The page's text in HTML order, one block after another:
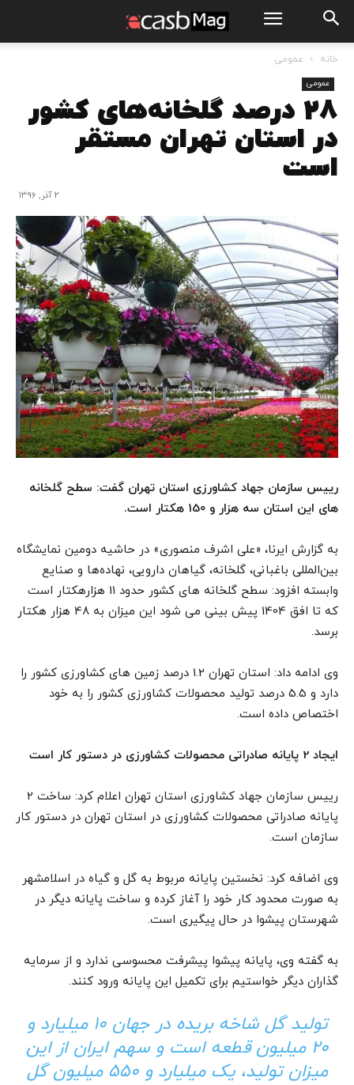
خانه عمومی
عمومی
28 درصد گلخانه‌های کشور
در استان تهران مستقر
است
2 آذر, 1396
رییس سازمان جهاد کشاورزی استان تهران گفت: سطح گلخانه
های این استان سه هزار و 150 هکتار است.
به گزارش ایرنا، «علی اشرف منصوری» در حاشیه دومین نمایشگاه
بین‌المللی باغبانی، گلخانه، گیاهان دارویی، نهاده‌ها و صنایع
وابسته افزود: سطح گلخانه های کشور حدود 11 هزارهکتار است
که تا افق 1404 پیش بینی می شود این میزان به 4۸ هزار هکتار
برسد.
وی ادامه داد: استان تهران 1.2 درصد زمین های کشاورزی کشور را
دارد و 5.5 درصد تولید محصولات کشاورزی کشور را به خود
اختصاص داده است.
ایجاد 2 پایانه صادراتی محصولات کشاورزی در دستور کار است
رییس سازمان جهاد کشاورزی استان تهران اعلام کرد: ساخت 2
پایانه صادراتی محصولات کشاورزی در استان تهران در دستور کار
سازمان است.
وی اضافه کرد: نخستین پایانه مربوط به گل و گیاه در اسلامشهر
به صورت محدود کار خود را آغاز کرده و ساخت پایانه دیگر در
شهرستان پیشوا در حال پیگیری است.
به گفته وی، پایانه پیشوا پیشرفت محسوسی ندارد و از سرمایه
گذاران دیگر خواستیم برای تکمیل این پایانه ورود کنند.‌
تولید گل شاخه بریده در جهان 10 میلیارد و
20 میلیون قطعه است و سهم ایران از این
میزان تولید، یک میلیارد و 550 میلیون گل